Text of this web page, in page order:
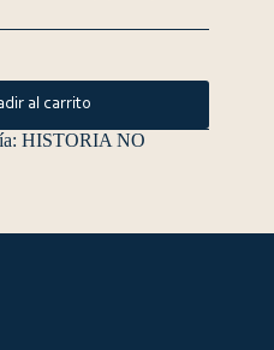
al carrito
HISTORIA NO